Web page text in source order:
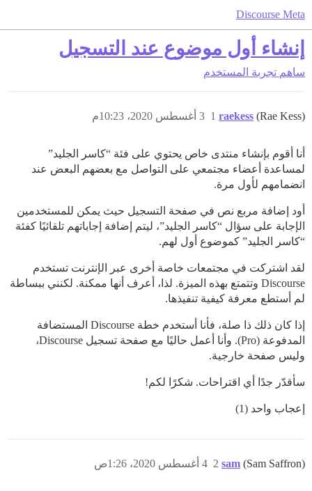
Discourse Meta
إنشاء أول موضوع عند التسجيل
ساهم تجربة المستخدم
raekess (Rae Kess) 3 أغسطس 2020، 10:23م 1
أنا أقوم بإنشاء منتدى خاص يحتوي على فئة “كاسر الجليد”
لمساعدة أعضاء مجتمعي على التواصل مع بعضهم البعض عند
انضمامهم لأول مرة.
أود إضافة مربع نص في صفحة التسجيل حيث يمكن للمستخدمين
الإجابة على سؤال “كاسر الجليد”، ليتم إضافة إجاباتهم تلقائيًا كفئة
“كاسر الجليد” كموضوع أول لهم.
لقد اشتركت في مجتمعات خاصة أخرى عبر الإنترنت تستخدم
Discourse وتتمتع بهذه الميزة. لذا، أعرف أنها ممكنة. لكنني ببساطة
لم أستطع معرفة كيفية تنفيذها.
إذا كان ذلك ذا صلة، فأنا أستخدم خطة Discourse المستضافة
المدفوعة (Pro). وأنا أعمل حاليًا مع صفحة تسجيل Discourse،
وليس صفحة خارجية.
سأقدّر جدًا أي اقتراحات. شكرًا لكم!
إعجاب واحد (1)
sam (Sam Saffron) 4 أغسطس 2020، 1:26ص 2